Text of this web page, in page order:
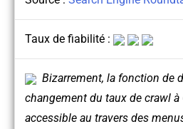
Taux de fiabilité :
Bizarrement, la fonction de
changement du taux de crawl
accessible au travers des